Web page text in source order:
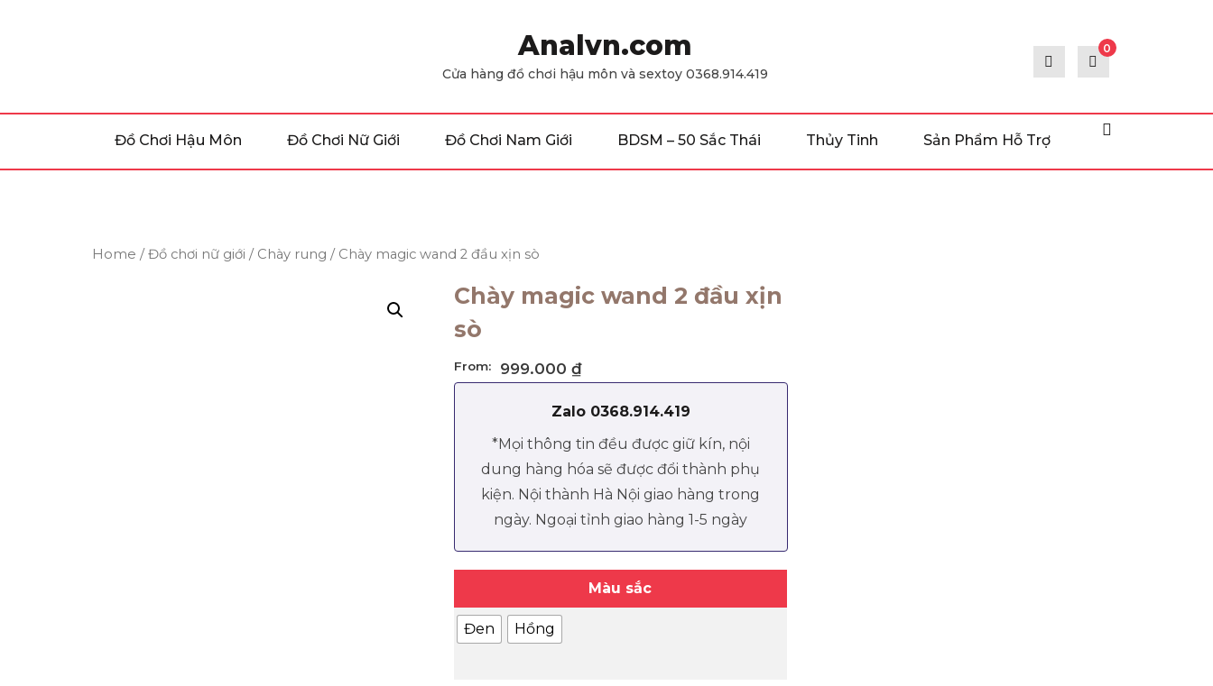
Analvn.com
Cửa hàng đồ chơi hậu môn và sextoy 0368.914.419
0
Đồ Chơi Hậu Môn Đồ Chơi Nữ Giới Đồ Chơi Nam Giới BDSM – 50 Sắc Thái Thủy Tinh Sản Phẩm Hỗ Trợ
Home /Đồ chơi nữ giới / Chày rung / Chày magic wand 2 đầu xịn sò
Chày magic wand 2 đầu xịn
sò
From: 999.000 ₫
Zalo 0368.914.419
*Mọi thông tin đều được giữ kín, nội
dung hàng hóa sẽ được đổi thành phụ
kiện. Nội thành Hà Nội giao hàng trong
ngày. Ngoại tỉnh giao hàng 1-5 ngày
Màu sắc
Đen Hồng